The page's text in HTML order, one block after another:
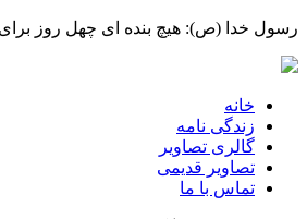
رسول خدا (ص): هیچ بنده ای چهل روز
خانه
زندگی نامه
گالری تصاویر
تصاویر قدیمی
تماس با ما